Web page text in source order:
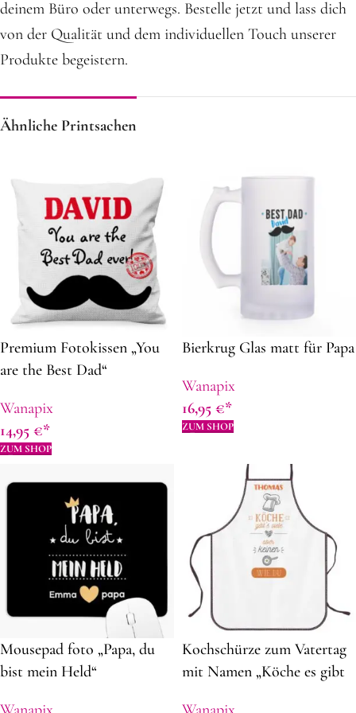
deinem Büro oder unterwegs. Bestelle jetzt und lass dich
von der Qualität und dem individuellen Touch unserer
Produkte begeistern.
Ähnliche Printsachen
Premium Fotokissen „You
are the Best Dad“
Wanapix
14,95 €
ZUM SHOP
Bierkrug Glas matt für Papa
Wanapix
16,95 €
ZUM SHOP
Mousepad foto „Papa, du
bist mein Held“
Kochschürze zum Vatertag
mit Namen „Köche es gibt